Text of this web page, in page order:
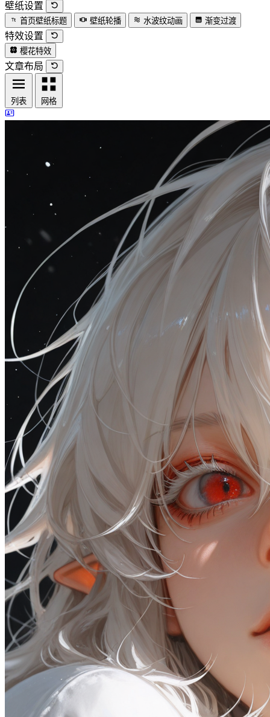
壁纸设置
首页壁纸标题 壁纸轮播 水波纹动画 渐变过渡
特效设置
樱花特效
文章布局
列表 网格